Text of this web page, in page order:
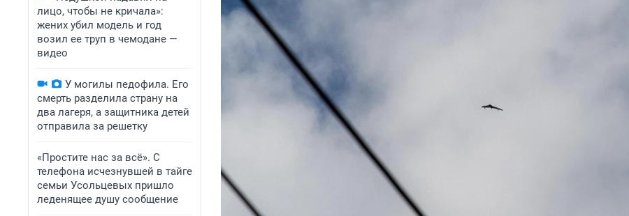
лицо, чтобы не кричала»:
жених убил модель и год
возил ее труп в чемодане —
видео
У могилы педофила. Его
смерть разделила страну на
два лагеря, а защитника детей
отправила за решетку
«Простите нас за всё». С
телефона исчезнувшей в тайге
семьи Усольцевых пришло
леденящее душу сообщение